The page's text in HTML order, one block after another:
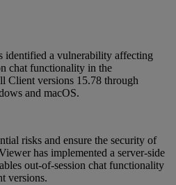
identified a vulnerability affecting
chat functionality in the
Client versions 15.78 through
and macOS.
risks and ensure the security of
has implemented a server-side
out-of-session chat functionality
versions.